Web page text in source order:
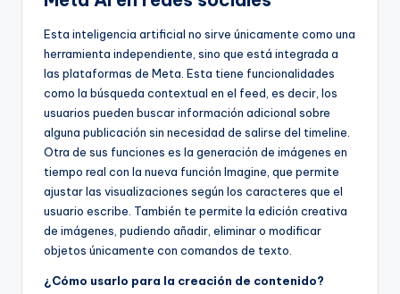
Esta inteligencia artificial no sirve únicamente como una
herramienta independiente, sino que está integrada a
las plataformas de Meta. Esta tiene funcionalidades
como la búsqueda contextual en el feed, es decir, los
usuarios pueden buscar información adicional sobre
alguna publicación sin necesidad de salirse del timeline.
Otra de sus funciones es la generación de imágenes en
tiempo real con la nueva función Imagine, que permite
ajustar las visualizaciones según los caracteres que el
usuario escribe. También te permite la edición creativa
de imágenes, pudiendo añadir, eliminar o modificar
objetos únicamente con comandos de texto.
¿Cómo usarlo para la creación de contenido?